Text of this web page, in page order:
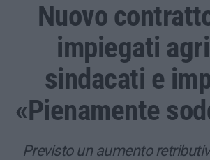
Nuovo
impiegati
sindacati e
«Pienamente
Previsto un aumento